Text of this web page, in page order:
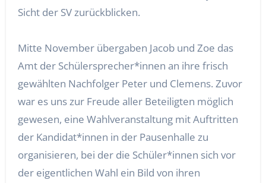
Sicht der SV zurückblicken.
Mitte November übergaben Jacob und Zoe das
Amt der Schülersprecher*innen an ihre frisch
gewählten Nachfolger Peter und Clemens. Zuvor
war es uns zur Freude aller Beteiligten möglich
gewesen, eine Wahlveranstaltung mit Auftritten
der Kandidat*innen in der Pausenhalle zu
organisieren, bei der die Schüler*innen sich vor
der eigentlichen Wahl ein Bild von ihren